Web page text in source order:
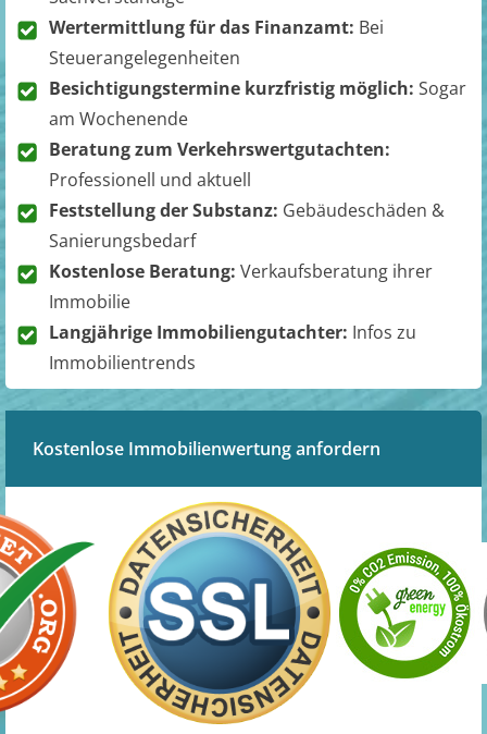
Wertermittlung für das Finanzamt: Bei
Steuerangelegenheiten
Besichtigungstermine kurzfristig möglich: Sogar
am Wochenende
Beratung zum Verkehrswertgutachten:
Professionell und aktuell
Feststellung der Substanz: Gebäudeschäden &
Sanierungsbedarf
Kostenlose Beratung: Verkaufsberatung ihrer
Immobilie
Langjährige Immobiliengutachter: Infos zu
Immobilientrends
Kostenlose Immobilienwertung anfordern